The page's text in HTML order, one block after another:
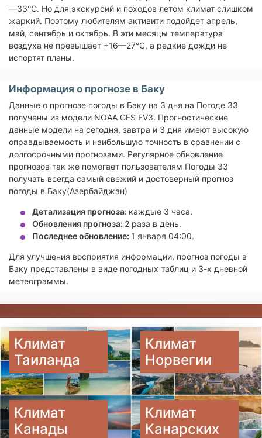
—33°C. Но для экскурсий и походов летом климат слишком
жаркий. Поэтому любителям активити подойдет апрель,
май, сентябрь и октябрь. В эти месяцы температура
воздуха не превышает +16—27°C, а редкие дожди не
испортят планы.
Информация о прогнозе в Баку
Данные о прогнозе погоды в Баку на 3 дня на Погоде 33
получены из модели NOAA GFS FV3. Прогностические
данные модели на сегодня, завтра и 3 дня имеют высокую
оправдываемость и наибольшую точность в сравнении с
долгосрочными прогнозами. Регулярное обновление
прогнозов так же помогает пользователям Погоды 33
получать всегда самый свежий и достоверный прогноз
погоды в Баку(Азербайджан)
Детализация прогноза: каждые 3 часа.
Обновления прогноза: 2 раза в день.
Последнее обновление: 1 января 04:00.
Для улучшения восприятия информации, прогноз погоды в
Баку представлены в виде погодных таблиц и 3-х дневной
метеограммы.
Климат
Таиланда
Климат
Норвегии
Климат
Канады
Климат
Канарских